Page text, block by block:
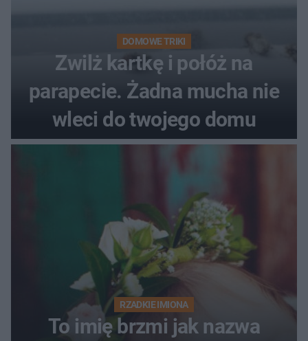
DOMOWE TRIKI
Zwilż kartkę i połóż na
parapecie. Żadna mucha nie
wleci do twojego domu
RZADKIE IMIONA
To imię brzmi jak nazwa